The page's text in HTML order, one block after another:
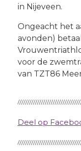
in Nijeveen.
Ongeacht het
avonden)
voor de
van TZT86
Deel op